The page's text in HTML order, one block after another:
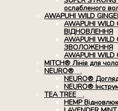
ослабленого
AWAPUHI WILD
AWAPUHI WILD
ВІДНОВЛЕННЯ
AWAPUHI WILD
ЗВОЛОЖЕННЯ
AWAPUHI
MITCH® Лінія для
NEURO®
Розгорнуте
вкладене
меню
NEURO®
NEURO®
TEA TREE
Розгорнуте
вкладене
HEMP